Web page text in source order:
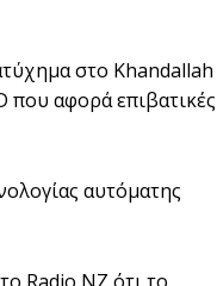
στο Khandallah
που αφορά επιβατικές
αυτόματης